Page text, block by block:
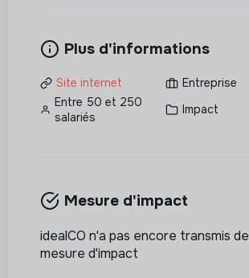
Plus d'informations
Site internet
Entreprise
Entre 50 et 250
salariés
Impact
Mesure d'impact
idealCO n'a pas encore transmis de
mesure d'impact